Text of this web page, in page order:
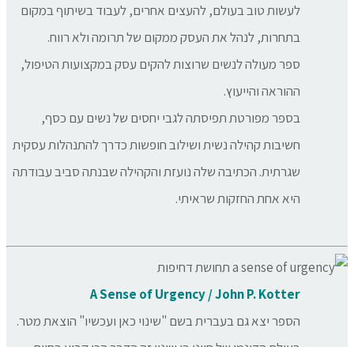
לעשות טוב בעולם, להעצים אחרים, לעבוד בשיתוף במקום
בתחרות, לנהל את העסק ממקום של תרומה ולא רווח.
ספר מעולה לנשים שרוצות להקים עסק במקצועות הטיפול,
ההוראה והייעוץ.
בספר מפורטת תפיסתה לגבי יחסים של נשים עם כסף,
חשיבות קהילה נשית ושילוב חופשות כדרך להתנהלות עסקית
שגרתית. הכתיבה שלה נועזת והקהילה שבנתה סביב עבודתה
היא אחת החזקות שראיתי.
A Sense of Urgency / John P. Kotter
הספר יצא גם בעברית בשם "שינוי כאן ועכשיו" הוצאת מטר.